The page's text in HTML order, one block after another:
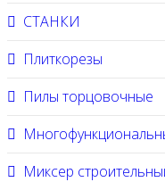
СТАНКИ
Плиткорезы
Пилы торцовочные
Миксер